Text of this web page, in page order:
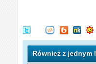
Również z